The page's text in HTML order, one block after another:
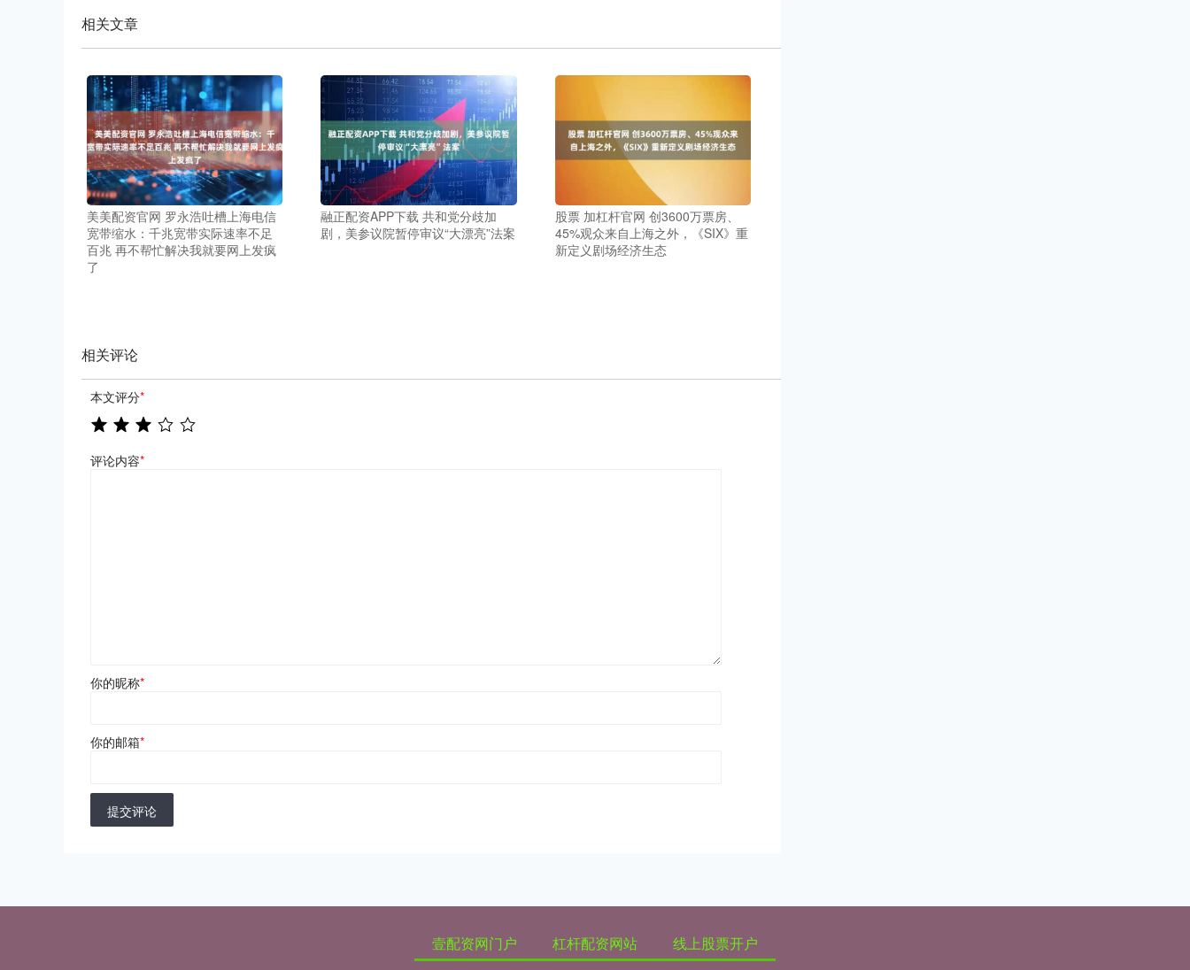
相关文章
美美配资官网 罗永浩吐槽上海电信
宽带缩水：千兆宽带实际速率不足
百兆 再不帮忙解决我就要网上发疯
了
融正配资APP下载 共和党分歧加
剧，美参议院暂停审议“大漂亮”法案
股票 加杠杆官网 创3600万票房、
45%观众来自上海之外，《SIX》重
新定义剧场经济生态
相关评论
本文评分*
评论内容*
你的昵称*
你的邮箱*
提交评论
壹配资网门户 杠杆配资网站 线上股票开户